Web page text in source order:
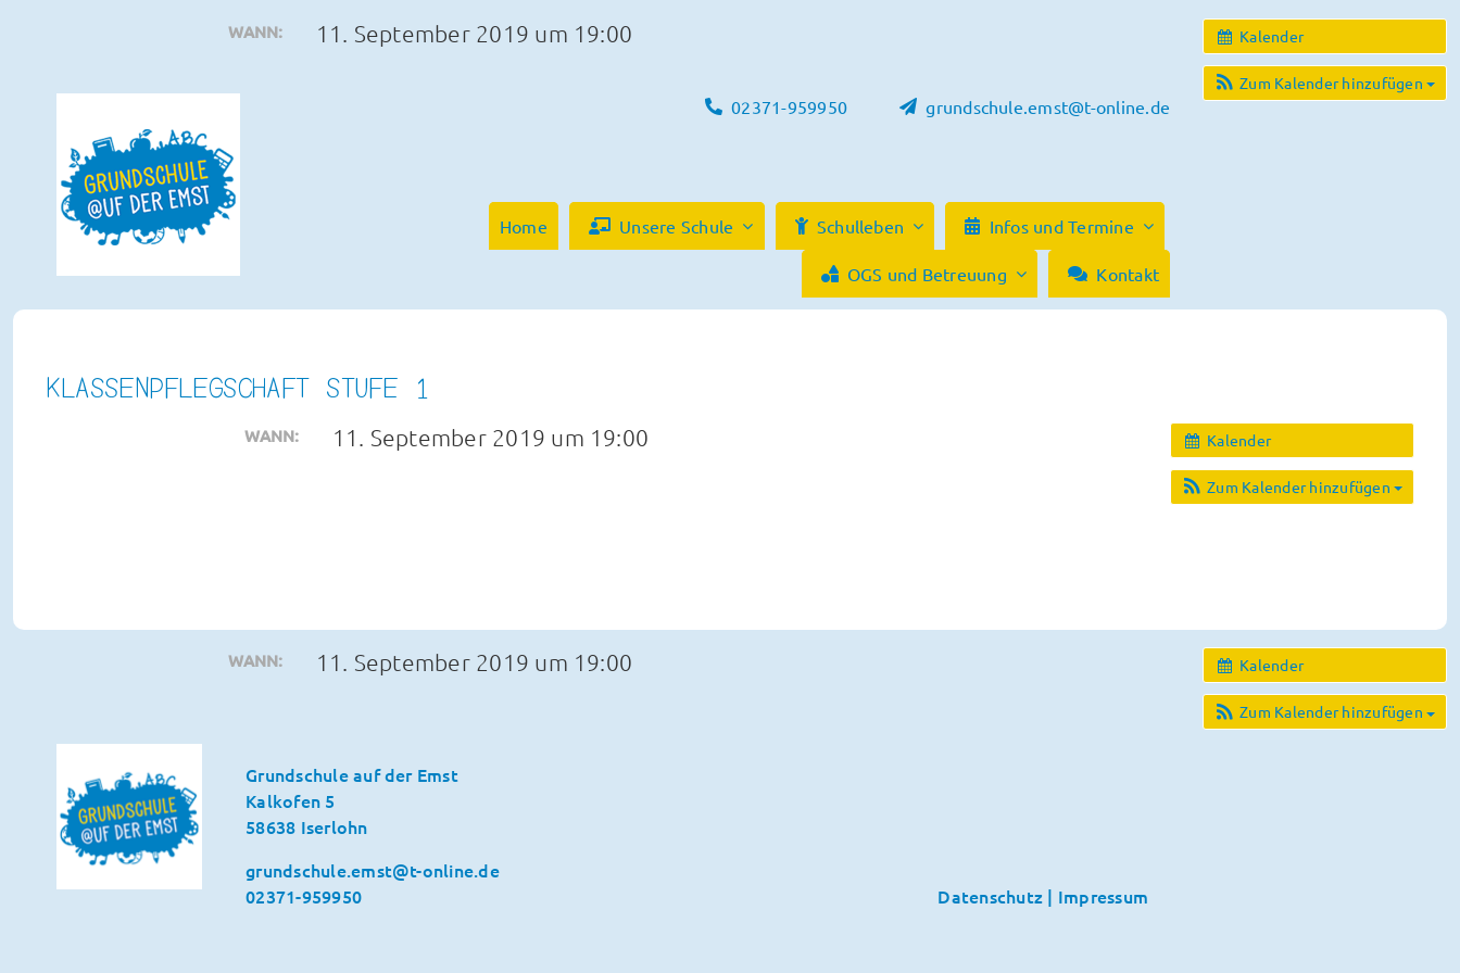
Kalender
Zum Kalender hinzufügen
WANN: 11. September 2019 um 19:00
02371-959950 grundschule.emst@t-online.de
Home Unsere Schule Schulleben Infos und Termine
OGS und Betreuung Kontakt
KLASSENPFLEGSCHAFT STUFE 1
Kalender
Zum Kalender hinzufügen
WANN: 11. September 2019 um 19:00
Kalender
Zum Kalender hinzufügen
WANN: 11. September 2019 um 19:00
Grundschule auf der Emst
Kalkofen 5
58638 Iserlohn
grundschule.emst@t-online.de
02371-959950
Datenschutz | Impressum